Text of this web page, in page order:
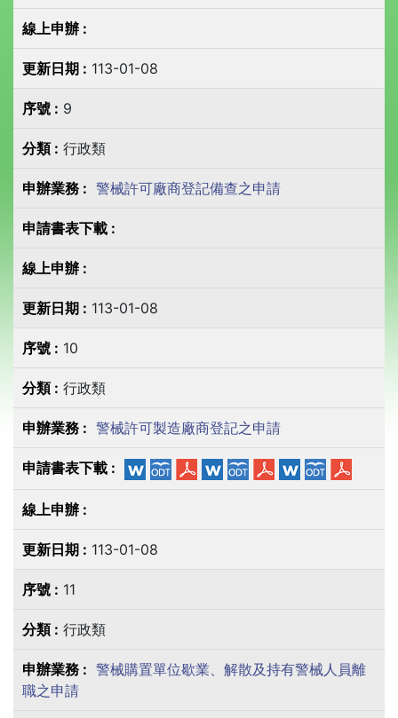
113-01-08
9
行政類
警械許可廠商登記備查之申請
113-01-08
10
行政類
警械許可製造廠商登記之申請
113-01-08
11
行政類
警械購置單位歇業、解散及持有警械人員離
職之申請